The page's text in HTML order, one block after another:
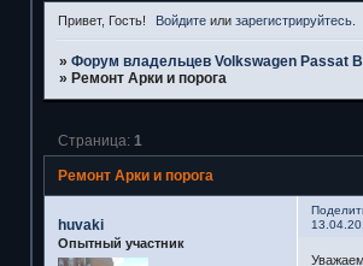
Привет, Гость! Войдите илизарегистрируйтесь
» Форум владельцев Volkswagen Passat
» Ремонт Арки и порога
Ремонт Арки и порога
Страница: 1
huvaki
Опытный участник